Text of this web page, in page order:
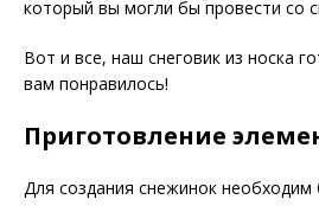
который вы могли бы провести со
Вот и все, наш снеговик из носка
вам понравилось!
Приготовление
Для создания снежинок необходим